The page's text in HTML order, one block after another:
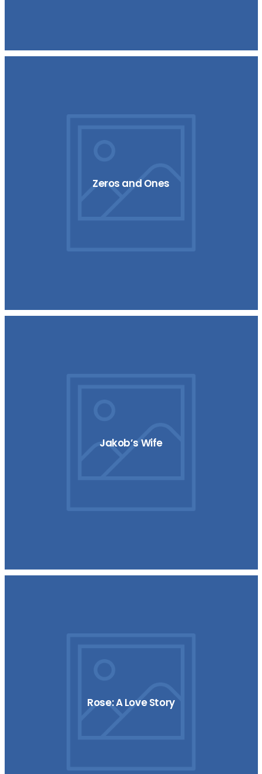
Zeros and Ones
Jakob’s Wife
Rose: A Love Story